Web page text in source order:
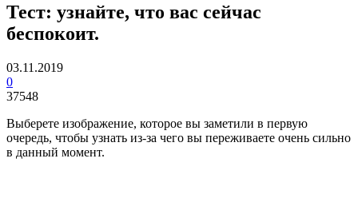
Тест: узнайте, что вас сейчас
беспокоит.
03.11.2019
0
37548
Выберете изображение, которое вы заметили в первую
очередь, чтобы узнать из-за чего вы переживаете очень сильно
в данный момент.